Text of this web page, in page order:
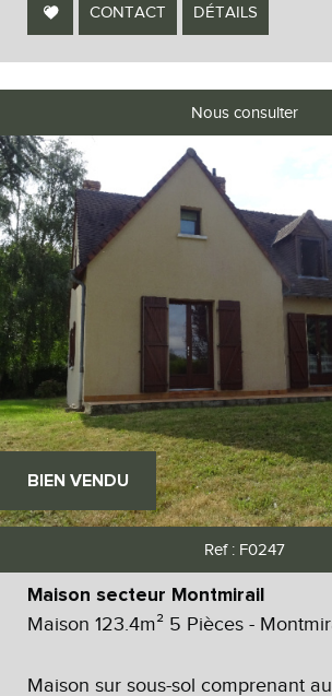
CONTACT DÉTAILS
BIEN VENDU
Nous consulter
Ref : F0247
Maison secteur Montmirail
Maison 123.4m² 5 Pièces -
Maison sur sous-sol comprenant